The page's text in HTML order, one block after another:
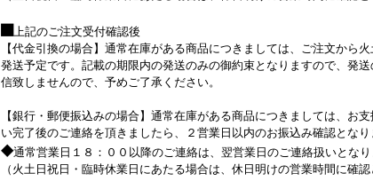
■上記のご注文受付確認後
【代金引換の場合】通常在庫がある商品につきましては、ご注文から
発送予定です。記載の期限内の発送のみの御約束となりますので、発
信致しませんので、予めご了承ください。
【銀行・郵便振込みの場合】通常在庫がある商品につきましては、お
い完了後のご連絡を頂きましたら、２営業日以内のお振込み確認となり
◆通常営業日１８：００以降のご連絡は、翌営業日のご連絡扱いとなり
（火土日祝日・臨時休業日にあたる場合は、休日明けの営業時間に確認